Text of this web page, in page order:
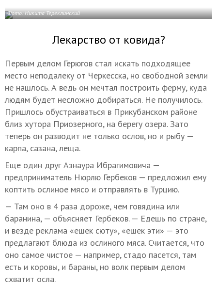
Фото: Никита Тереклинский
Лекарство от ковида?
Первым делом Герюгов стал искать подходящее
место неподалеку от Черкесска, но свободной земли
не нашлось. А ведь он мечтал построить ферму, куда
людям будет несложно добираться. Не получилось.
Пришлось обустраиваться в Прикубанском районе
близ хутора Приозерного, на берегу озера. Зато
теперь он разводит не только ослов, но и рыбу —
карпа, сазана, леща.
Еще один друг Азнаура Ибрагимовича —
предприниматель Нюрлю Гербеков — предложил ему
коптить ослиное мясо и отправлять в Турцию.
— Там оно в 4 раза дороже, чем говядина или
баранина, — объясняет Гербеков. — Едешь по стране,
и везде реклама «ешек сюту», «ешек эти» — это
предлагают блюда из ослиного мяса. Считается, что
оно самое чистое — например, стадо пасется, там
есть и коровы, и бараны, но волк первым делом
схватит осла.